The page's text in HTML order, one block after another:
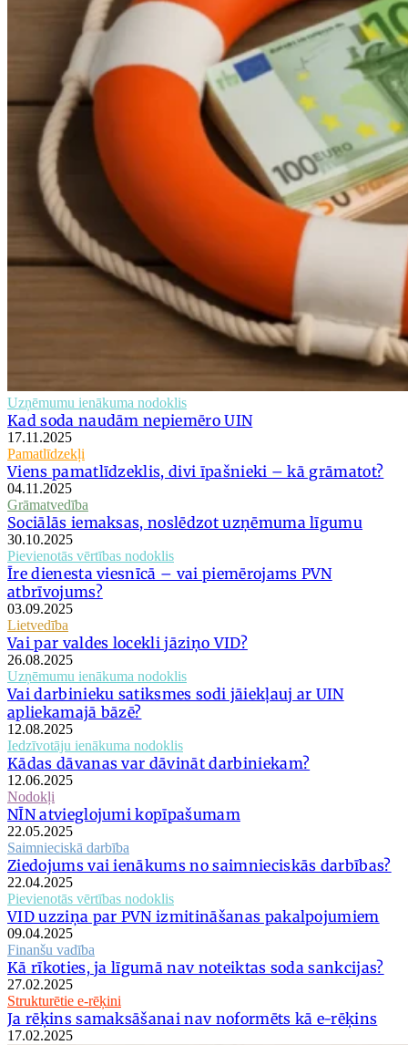
Uzņēmumu ienākuma nodoklis
Kad soda naudām nepiemēro UIN
17.11.2025
Pamatlīdzekļi
Viens pamatlīdzeklis, divi īpašnieki – kā grāmatot?
04.11.2025
Grāmatvedība
Sociālās iemaksas, noslēdzot uzņēmuma līgumu
30.10.2025
Pievienotās vērtības nodoklis
Īre dienesta viesnīcā – vai piemērojams PVN
atbrīvojums?
03.09.2025
Lietvedība
Vai par valdes locekli jāziņo VID?
26.08.2025
Uzņēmumu ienākuma nodoklis
Vai darbinieku satiksmes sodi jāiekļauj ar UIN
apliekamajā bāzē?
12.08.2025
Iedzīvotāju ienākuma nodoklis
Kādas dāvanas var dāvināt darbiniekam?
12.06.2025
Nodokļi
NĪN atvieglojumi kopīpašumam
22.05.2025
Saimnieciskā darbība
Ziedojums vai ienākums no saimnieciskās darbības?
22.04.2025
Pievienotās vērtības nodoklis
VID uzziņa par PVN izmitināšanas pakalpojumiem
09.04.2025
Finanšu vadība
Kā rīkoties, ja līgumā nav noteiktas soda sankcijas?
27.02.2025
Strukturētie e-rēķini
Ja rēķins samaksāšanai nav noformēts kā e-rēķins
17.02.2025